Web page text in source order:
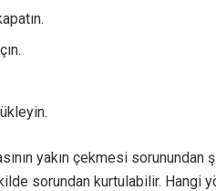
yakın çekmesi
sorundan kurtulabilir. Hangi